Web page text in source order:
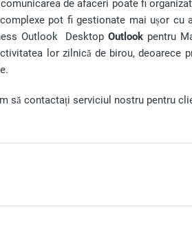
de afaceri poate fi
pot fi gestionate mai ușor cu
Outlook DesktopOutlook pentru
lor zilnică de birou, deoarece
să contactați serviciul nostru pentru